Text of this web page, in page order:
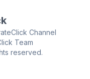
Channel
Team
reserved.